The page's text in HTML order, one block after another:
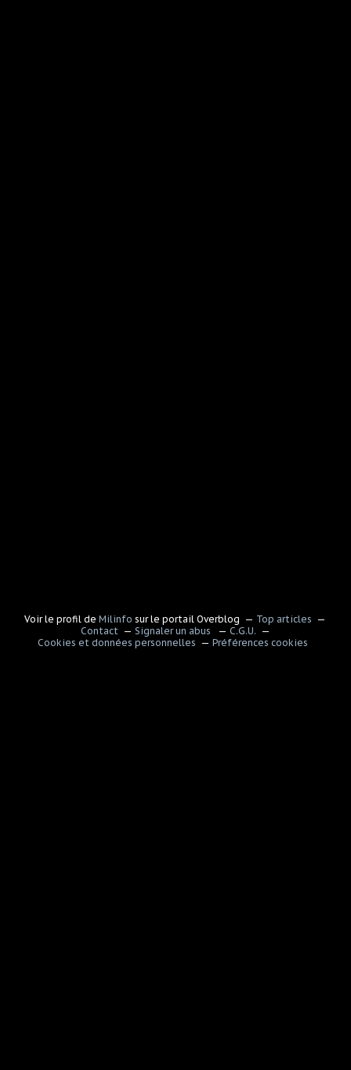
Voir le profil deMilinfo sur le portail Overblog
Top articles
Contact
Signaler un abus
C.G.U.
Cookies et données personnelles
Préférences cookies